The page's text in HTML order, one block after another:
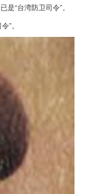
“台湾防卫司令”。
”。